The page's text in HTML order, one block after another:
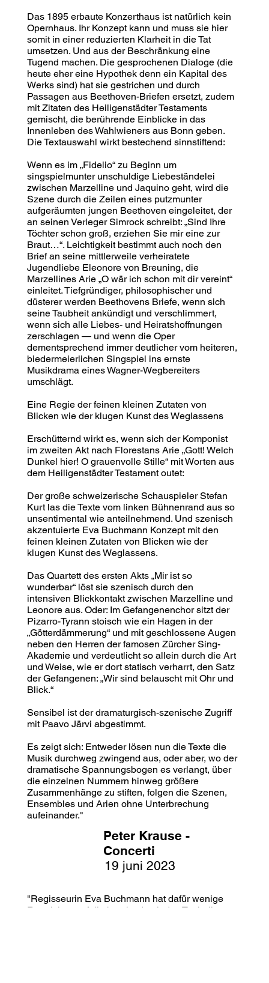
Das 1895 erbaute Konzerthaus ist natürlich kein
Opernhaus. Ihr Konzept kann und muss sie hier
somit in einer reduzierten Klarheit in die Tat
umsetzen. Und aus der Beschränkung eine
Tugend machen. Die gesprochenen Dialoge (die
heute eher eine Hypothek denn ein Kapital des
Werks sind) hat sie gestrichen und durch
Passagen aus Beethoven-Briefen ersetzt, zudem
mit Zitaten des Heiligenstädter Testaments
gemischt, die berührende Einblicke in das
Innenleben des Wahlwieners aus Bonn geben.
Die Textauswahl wirkt bestechend sinnstiftend:
Wenn es im „Fidelio“ zu Beginn um
singspielmunter unschuldige Liebeständelei
zwischen Marzelline und Jaquino geht, wird die
Szene durch die Zeilen eines putzmunter
aufgeräumten jungen Beethoven eingeleitet, der
an seinen Verleger Simrock schreibt: „Sind Ihre
Töchter schon groß, erziehen Sie mir eine zur
Braut…“. Leichtigkeit bestimmt auch noch den
Brief an seine mittlerweile verheiratete
Jugendliebe Eleonore von Breuning, die
Marzellines Arie „O wär ich schon mit dir vereint“
einleitet. Tiefgründiger, philosophischer und
düsterer werden Beethovens Briefe, wenn sich
seine Taubheit ankündigt und verschlimmert,
wenn sich alle Liebes- und Heiratshoffnungen
zerschlagen — und wenn die Oper
dementsprechend immer deutlicher vom heiteren,
biedermeierlichen Singspiel ins ernste
Musikdrama eines Wagner-Wegbereiters
umschlägt.
Eine Regie der feinen kleinen Zutaten von
Blicken wie der klugen Kunst des Weglassens
Erschütternd wirkt es, wenn sich der Komponist
im zweiten Akt nach Florestans Arie „Gott! Welch
Dunkel hier! O grauenvolle Stille“ mit Worten aus
dem Heiligenstädter Testament outet:
Der große schweizerische Schauspieler Stefan
Kurt las die Texte vom linken Bühnenrand aus so
unsentimental wie anteilnehmend. Und szenisch
akzentuierte Eva Buchmann Konzept mit den
feinen kleinen Zutaten von Blicken wie der
klugen Kunst des Weglassens.
Das Quartett des ersten Akts „Mir ist so
wunderbar“ löst sie szenisch durch den
intensiven Blickkontakt zwischen Marzelline und
Leonore aus. Oder: Im Gefangenenchor sitzt der
Pizarro-Tyrann stoisch wie ein Hagen in der
„Götterdämmerung“ und mit geschlossene Augen
neben den Herren der famosen Zürcher Sing-
Akademie und verdeutlicht so allein durch die Art
und Weise, wie er dort statisch verharrt, den Satz
der Gefangenen: „Wir sind belauscht mit Ohr und
Blick.“
Sensibel ist der dramaturgisch-szenische Zugriff
mit Paavo Järvi abgestimmt.
Es zeigt sich: Entweder lösen nun die Texte die
Musik durchweg zwingend aus, oder aber, wo der
dramatische Spannungsbogen es verlangt, über
die einzelnen Nummern hinweg größere
Zusammenhänge zu stiften, folgen die Szenen,
Ensembles und Arien ohne Unterbrechung
aufeinander."
Peter Krause -
Concerti
19 juni 2023
"Regisseurin Eva Buchmann hat dafür wenige
Requisiten auf die bereits durch das Tonhalle-